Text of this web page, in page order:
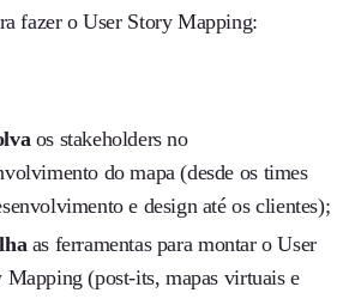
fazer o User Story Mapping:
os stakeholders no
do mapa (desde os times
e design até os clientes);
as ferramentas para montar o User
Mapping (post-its, mapas virtuais e